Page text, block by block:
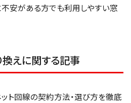
安がある方でも利用しやすい窓
換えに関する記事
ット回線の契約方法・選び方を徹底